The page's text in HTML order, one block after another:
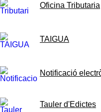
Oficina Tributaria
TAIGUA
Notificació
Tauler d'Edictes